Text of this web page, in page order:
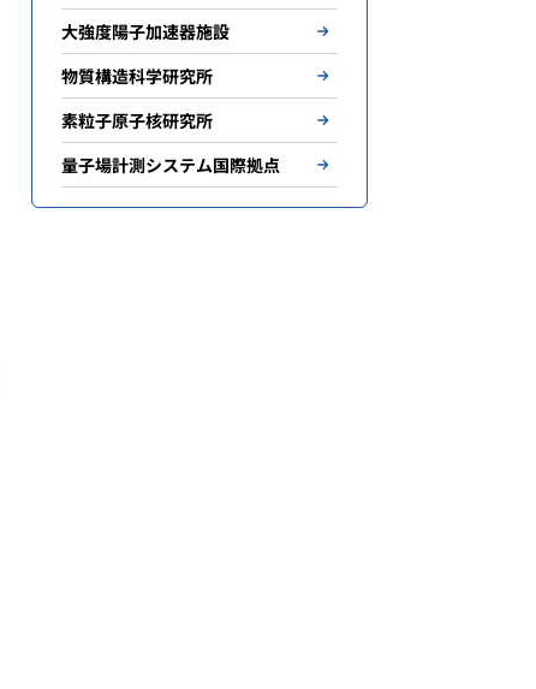
大強度陽子加速器施設
物質構造科学研究所
素粒子原子核研究所
量子場計測システム国際拠点